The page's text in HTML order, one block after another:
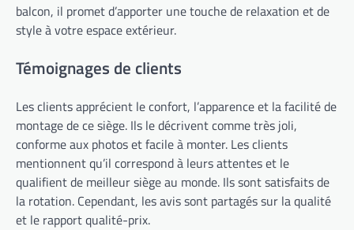
balcon, il promet d’apporter une touche de relaxation et de
style à votre espace extérieur.
Témoignages de clients
Les clients apprécient le confort, l’apparence et la facilité de
montage de ce siège. Ils le décrivent comme très joli,
conforme aux photos et facile à monter. Les clients
mentionnent qu’il correspond à leurs attentes et le
qualifient de meilleur siège au monde. Ils sont satisfaits de
la rotation. Cependant, les avis sont partagés sur la qualité
et le rapport qualité-prix.